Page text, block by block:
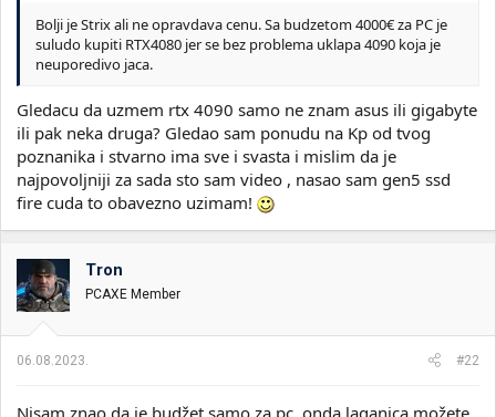
Bolji je Strix ali ne opravdava cenu. Sa budzetom 4000€ za PC je
suludo kupiti RTX4080 jer se bez problema uklapa 4090 koja je
neuporedivo jaca.
Gledacu da uzmem rtx 4090 samo ne znam asus ili gigabyte
ili pak neka druga? Gledao sam ponudu na Kp od tvog
poznanika i stvarno ima sve i svasta i mislim da je
najpovoljniji za sada sto sam video , nasao sam gen5 ssd
fire cuda to obavezno uzimam!
Tron
PCAXE Member
06.08.2023. #22